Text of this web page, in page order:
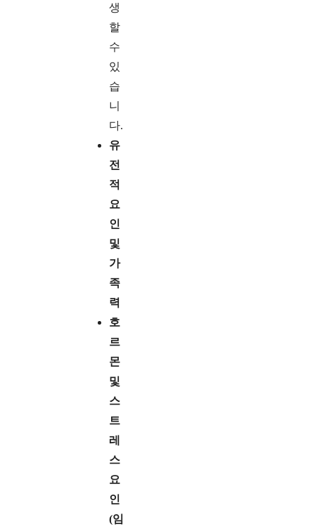
생
할
수
있
습
니
다.
유
전
적
요
인
및
가
족
력
호
르
몬
및
스
트
레
스
요
인
(임